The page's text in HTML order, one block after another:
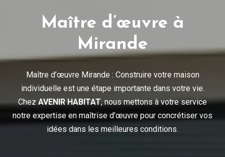
Maître d’œuvre à
Mirande
Maître d’œuvre Mirande : Construire votre maison
individuelle est une étape importante dans votre vie.
ChezAVENIR HABITAT, nous mettons à votre service
notre expertise en maîtrise d’œuvre pour concrétiser vos
idées dans les meilleures conditions.